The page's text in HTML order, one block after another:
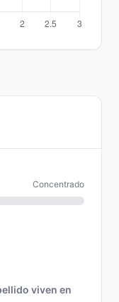
Concentrado
viven en